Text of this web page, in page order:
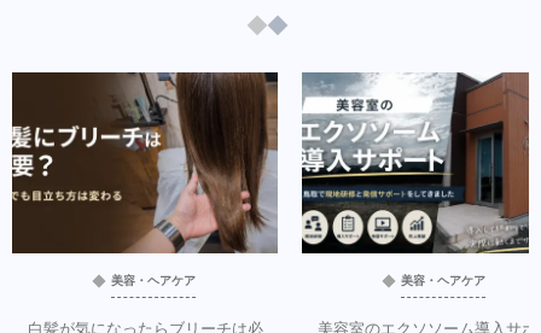
美容・ヘアケア
白髪が気になったらブリーチは必
美容・ヘアケア
美容室のエクソソーム導入サポ